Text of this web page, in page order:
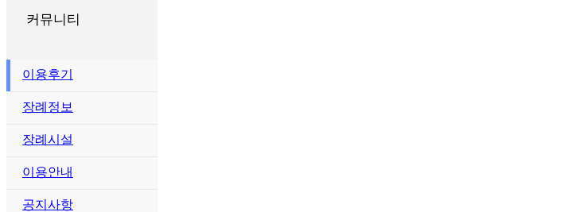
커뮤니티
이용후기
장례정보
장례시설
이용안내
공지사항